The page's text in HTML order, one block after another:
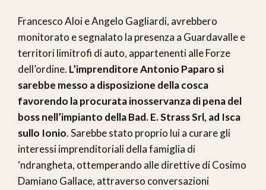
Francesco Aloi e Angelo Gagliardi, avrebbero
monitorato e segnalato la presenza a Guardavalle e
territori limitrofi di auto, appartenenti alle Forze
dell’ordine. L’imprenditore Antonio Paparo si
sarebbe messo a disposizione della cosca
favorendo la procurata inosservanza di pena del
boss nell’impianto della Bad. E. Strass Srl, ad Isca
sullo Ionio. Sarebbe stato proprio lui a curare gli
interessi imprenditoriali della famiglia di
‘ndrangheta, ottemperando alle direttive di Cosimo
Damiano Gallace, attraverso conversazioni